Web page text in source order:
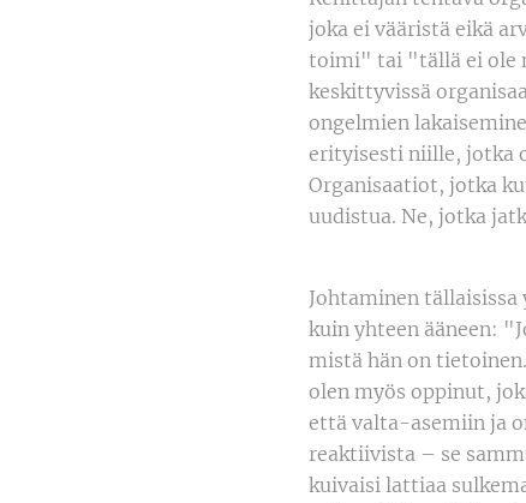
joka ei vääristä eikä
toimi" tai "tällä ei ole
keskittyvissä
ongelmien
erityisesti niille, jotka
Organisaatiot, jotka
uudistua. Ne, jotka
Johtaminen
kuin yhteen ääneen:
mistä hän on
olen myös oppinut,
että valta-asemiin ja
reaktiivista – se
kuivaisi lattiaa